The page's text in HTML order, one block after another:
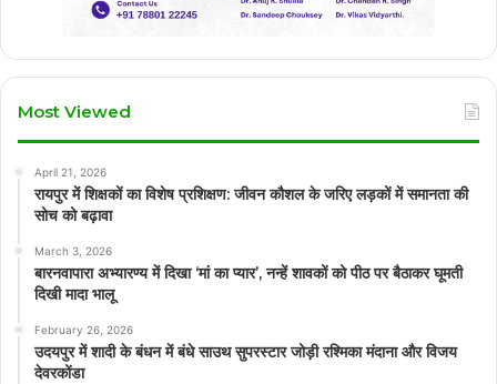
Most Viewed
April 21, 2026
रायपुर में शिक्षकों का विशेष प्रशिक्षण: जीवन कौशल के जरिए लड़कों में समानता की
सोच को बढ़ावा
March 3, 2026
बारनवापारा अभ्यारण्य में दिखा ‘मां का प्यार’, नन्हें शावकों को पीठ पर बैठाकर घूमती
दिखी मादा भालू
February 26, 2026
उदयपुर में शादी के बंधन में बंधे साउथ सुपरस्टार जोड़ी रश्मिका मंदाना और विजय
देवरकोंडा